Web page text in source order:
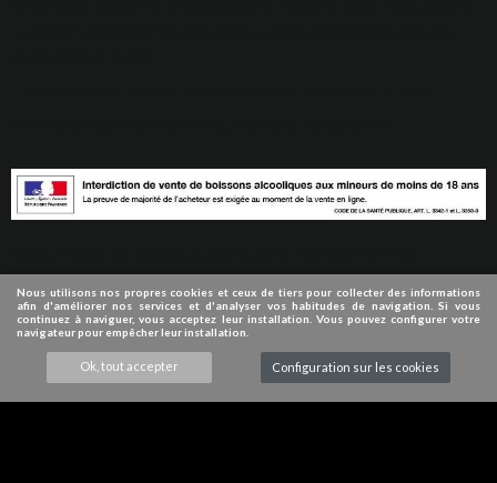
Nous utilisons nos propres cookies et ceux de tiers pour collecter des informations
afin d'améliorer nos services et d'analyser vos habitudes de navigation. Si vous
continuez à naviguer, vous acceptez leur installation. Vous pouvez configurer votre
navigateur pour empêcher leur installation.
Ok, tout accepter Configuration sur les cookies
modération.
© 2009-2024 VINDUROUSSILLON